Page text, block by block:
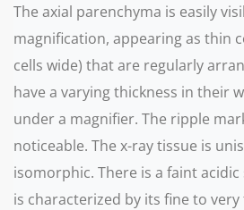
The axial parenchyma is easily
magnification, appearing as thin
cells wide) that are regularly
have a varying thickness in their
under a magnifier. The ripple
noticeable. The x-ray tissue is
isomorphic. There is a faint
is characterized by its fine to